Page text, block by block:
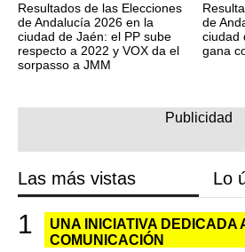
Resultados de las Elecciones
de Andalucía 2026 en la
ciudad de Jaén: el PP sube
respecto a 2022 y VOX da el
sorpasso a JMM
de
ciudad
gana
Las más vistas Lo
UNA INICIATIVA DEDICADA
COMUNICACIÓN